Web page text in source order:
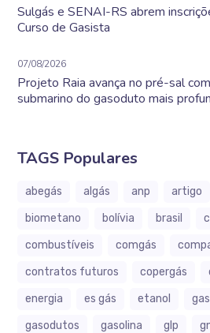
Sulgás e SENAI-RS abrem
Curso de Gasista
07/08/2026
Projeto Raia avança no pré-sal
submarino do gasoduto mais
TAGS Populares
abegás algás anp artigo
biometano
bolívia brasil
combustíveis
comgás
contratos futuros
copergás
energia
es gás etanol
gasodutos
gasolina glp